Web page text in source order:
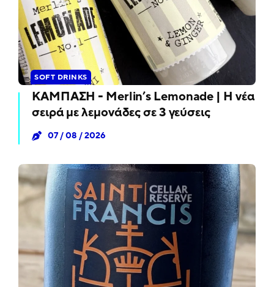
SOFT DRINKS
ΚΑΜΠΑΣΗ - Merlin’s Lemonade | Η νέα
σειρά με λεμονάδες σε 3 γεύσεις
07 / 08 / 2026